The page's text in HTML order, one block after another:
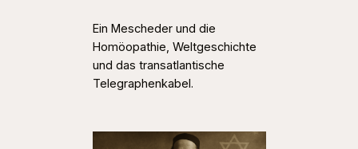
Ein Mescheder und die
Homöopathie, Weltgeschichte
und das transatlantische
Telegraphenkabel.